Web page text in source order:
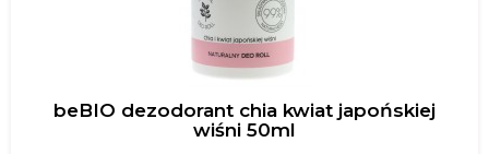
beBIO dezodorant chia kwiat japońskiej
wiśni 50ml